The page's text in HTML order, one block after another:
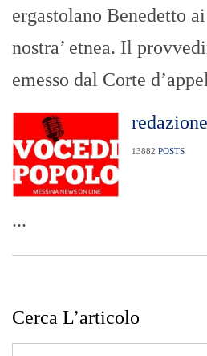
ergastolano Benedetto
nostra’ etnea. Il
emesso dal Corte
13882 POSTS
...
Cerca L’articolo